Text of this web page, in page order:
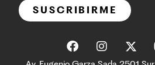
SUSCRIBIRME